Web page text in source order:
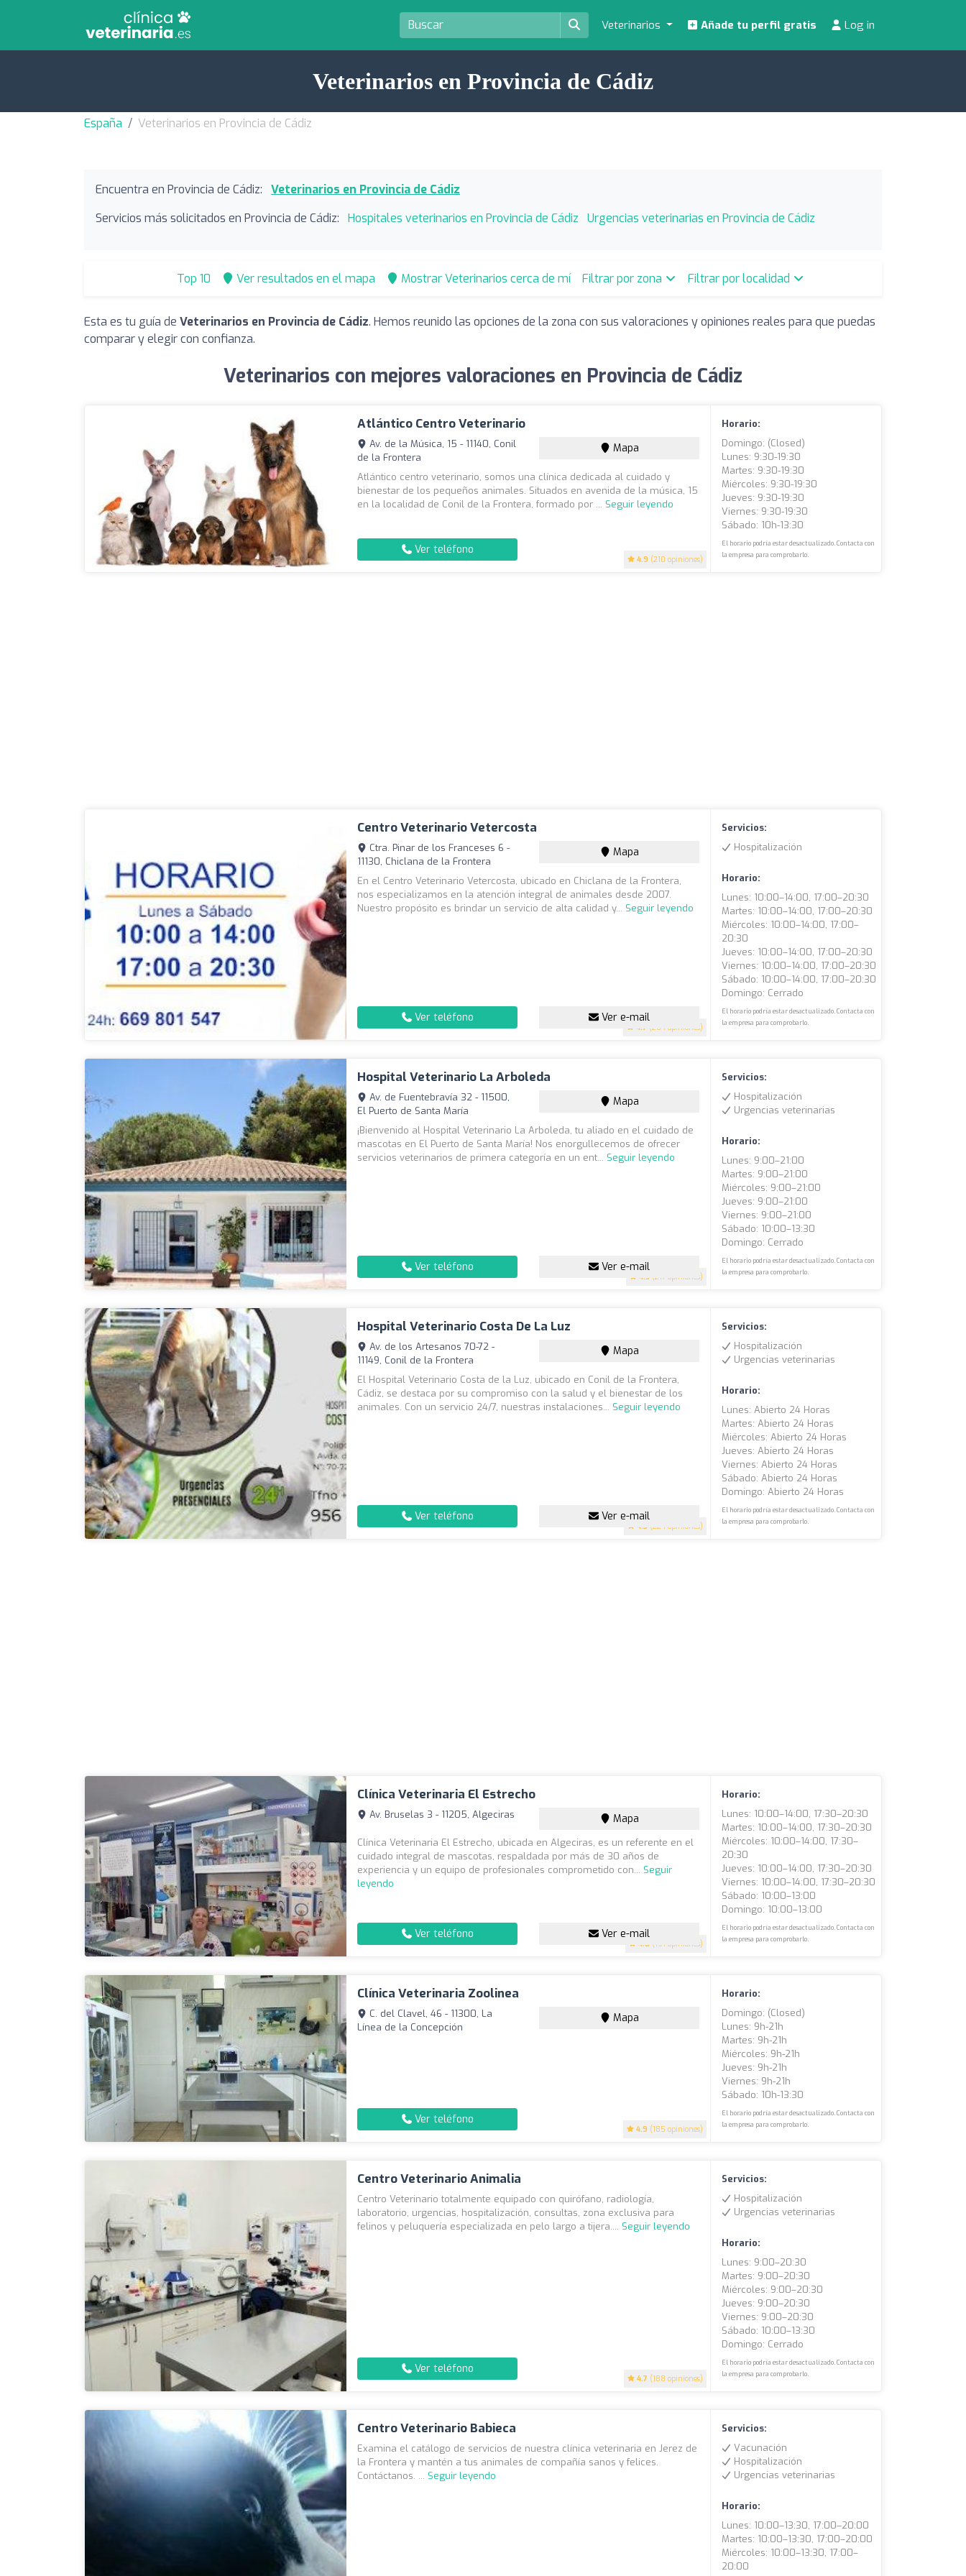
Veterinarios Añade tu perfil gratis Log in
Veterinarios en Provincia de Cádiz
España Veterinarios en Provincia de Cádiz
Encuentra en Provincia de Cádiz:
Veterinarios en Provincia de Cádiz
Servicios más solicitados en Provincia de Cádiz:
Hospitales veterinarios en Provincia de Cádiz Urgencias veterinarias en Provincia de Cádiz
Top 10 Ver resultados en el mapa Mostrar Veterinarios cerca de mí Filtrar por zona Filtrar por localidad
Esta es tu guía de Veterinarios en Provincia de Cádiz. Hemos reunido las opciones de la zona con sus valoraciones y opiniones reales para que puedas
comparar y elegir con confianza.
Veterinarios con mejores valoraciones en Provincia de Cádiz
Atlántico Centro Veterinario
4.9 (210 opiniones)
Av. de la Música, 15 - 11140, Conil
de la Frontera
Mapa
Atlántico centro veterinario, somos una clínica dedicada al cuidado y
bienestar de los pequeños animales. Situados en avenida de la música, 15
en la localidad de Conil de la Frontera, formado por ... Seguir leyendo
Ver teléfono
Horario:
Domingo: (closed)
Lunes: 9:30-19:30
Martes: 9:30-19:30
Miércoles: 9:30-19:30
Jueves: 9:30-19:30
Viernes: 9:30-19:30
Sábado: 10h-13:30
El horario podría estar desactualizado. Contacta con
la empresa para comprobarlo.
Centro Veterinario Vetercosta
4.7 (204 opiniones)
Ctra. Pinar de los Franceses 6 -
11130, Chiclana de la Frontera
Mapa
En el Centro Veterinario Vetercosta, ubicado en Chiclana de la Frontera,
nos especializamos en la atención integral de animales desde 2007.
Nuestro propósito es brindar un servicio de alta calidad y... Seguir leyendo
Ver teléfono Ver e-mail
Servicios:
Hospitalización
Horario:
Lunes: 10:00–14:00, 17:00–20:30
Martes: 10:00–14:00, 17:00–20:30
Miércoles: 10:00–14:00, 17:00–
20:30
Jueves: 10:00–14:00, 17:00–20:30
Viernes: 10:00–14:00, 17:00–20:30
Sábado: 10:00–14:00, 17:00–20:30
Domingo: Cerrado
El horario podría estar desactualizado. Contacta con
la empresa para comprobarlo.
Hospital Veterinario La Arboleda
4.5 (217 opiniones)
Av. de Fuentebravía 32 - 11500,
El Puerto de Santa María
Mapa
¡Bienvenido al Hospital Veterinario La Arboleda, tu aliado en el cuidado de
mascotas en El Puerto de Santa María! Nos enorgullecemos de ofrecer
servicios veterinarios de primera categoría en un ent... Seguir leyendo
Ver teléfono Ver e-mail
Servicios:
Hospitalización
Urgencias veterinarias
Horario:
Lunes: 9:00–21:00
Martes: 9:00–21:00
Miércoles: 9:00–21:00
Jueves: 9:00–21:00
Viernes: 9:00–21:00
Sábado: 10:00–13:30
Domingo: Cerrado
El horario podría estar desactualizado. Contacta con
la empresa para comprobarlo.
Hospital Veterinario Costa De La Luz
4.3 (224 opiniones)
Av. de los Artesanos 70-72 -
11149, Conil de la Frontera
Mapa
El Hospital Veterinario Costa de la Luz, ubicado en Conil de la Frontera,
Cádiz, se destaca por su compromiso con la salud y el bienestar de los
animales. Con un servicio 24/7, nuestras instalaciones... Seguir leyendo
Ver teléfono Ver e-mail
Servicios:
Hospitalización
Urgencias veterinarias
Horario:
Lunes: Abierto 24 Horas
Martes: Abierto 24 Horas
Miércoles: Abierto 24 Horas
Jueves: Abierto 24 Horas
Viernes: Abierto 24 Horas
Sábado: Abierto 24 Horas
Domingo: Abierto 24 Horas
El horario podría estar desactualizado. Contacta con
la empresa para comprobarlo.
Clínica Veterinaria El Estrecho
4.8 (191 opiniones)
Av. Bruselas 3 - 11205, Algeciras Mapa
Clínica Veterinaria El Estrecho, ubicada en Algeciras, es un referente en el
cuidado integral de mascotas, respaldada por más de 30 años de
experiencia y un equipo de profesionales comprometido con... Seguir
leyendo
Ver teléfono Ver e-mail
Horario:
Lunes: 10:00–14:00, 17:30–20:30
Martes: 10:00–14:00, 17:30–20:30
Miércoles: 10:00–14:00, 17:30–
20:30
Jueves: 10:00–14:00, 17:30–20:30
Viernes: 10:00–14:00, 17:30–20:30
Sábado: 10:00–13:00
Domingo: 10:00–13:00
El horario podría estar desactualizado. Contacta con
la empresa para comprobarlo.
Clínica Veterinaria Zoolinea
4.9 (185 opiniones)
C. del Clavel, 46 - 11300, La
Línea de la Concepción
Mapa
Ver teléfono
Horario:
Domingo: (closed)
Lunes: 9h-21h
Martes: 9h-21h
Miércoles: 9h-21h
Jueves: 9h-21h
Viernes: 9h-21h
Sábado: 10h-13:30
El horario podría estar desactualizado. Contacta con
la empresa para comprobarlo.
Centro Veterinario Animalia
4.7 (188 opiniones)
Centro Veterinario totalmente equipado con quirófano, radiología,
laboratorio, urgencias, hospitalización, consultas, zona exclusiva para
felinos y peluquería especializada en pelo largo a tijera.... Seguir leyendo
Ver teléfono
Servicios:
Hospitalización
Urgencias veterinarias
Horario:
Lunes: 9:00–20:30
Martes: 9:00–20:30
Miércoles: 9:00–20:30
Jueves: 9:00–20:30
Viernes: 9:00–20:30
Sábado: 10:00–13:30
Domingo: Cerrado
El horario podría estar desactualizado. Contacta con
la empresa para comprobarlo.
Centro Veterinario Babieca
Examina el catálogo de servicios de nuestra clínica veterinaria en Jerez de
la Frontera y mantén a tus animales de compañía sanos y felices.
Contáctanos. ... Seguir leyendo
Servicios:
Vacunación
Hospitalización
Urgencias veterinarias
Horario:
Lunes: 10:00–13:30, 17:00–20:00
Martes: 10:00–13:30, 17:00–20:00
Miércoles: 10:00–13:30, 17:00–
20:00